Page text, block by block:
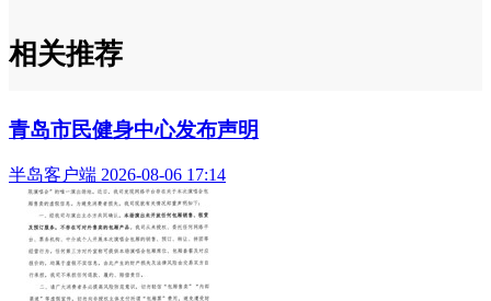
相关推荐
青岛市民健身中心发布声明
半岛客户端 2026-08-06 17:14